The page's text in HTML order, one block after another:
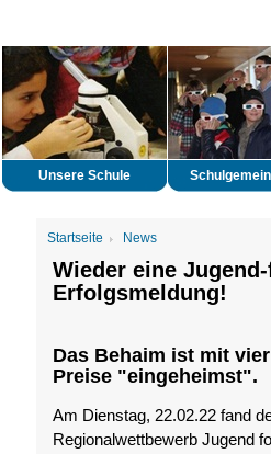
Unsere Schule
Startseite News
Wieder eine
Erfolgsmeldung!
Das Behaim ist mit
Preise "eingeheimst".
Am Dienstag, 22.02.22 fand
Regionalwettbewerb Jugend